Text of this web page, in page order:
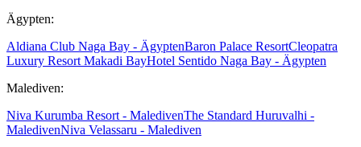
Ägypten:
Aldiana Club Naga Bay - ÄgyptenBaron Palace ResortCleopatra
Luxury Resort Makadi BayHotel Sentido Naga Bay - Ägypten
Malediven:
Niva Kurumba Resort - MaledivenThe Standard Huruvalhi -
MaledivenNiva Velassaru - Malediven